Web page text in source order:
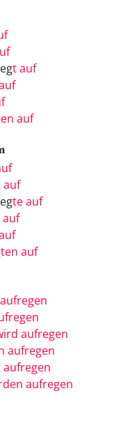
t auf
en auf
auf
te auf
ten auf
aufregen
aufregen
aufregen